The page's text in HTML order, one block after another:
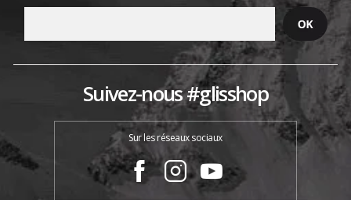
Suivez-nous #glisshop
Sur les réseaux sociaux